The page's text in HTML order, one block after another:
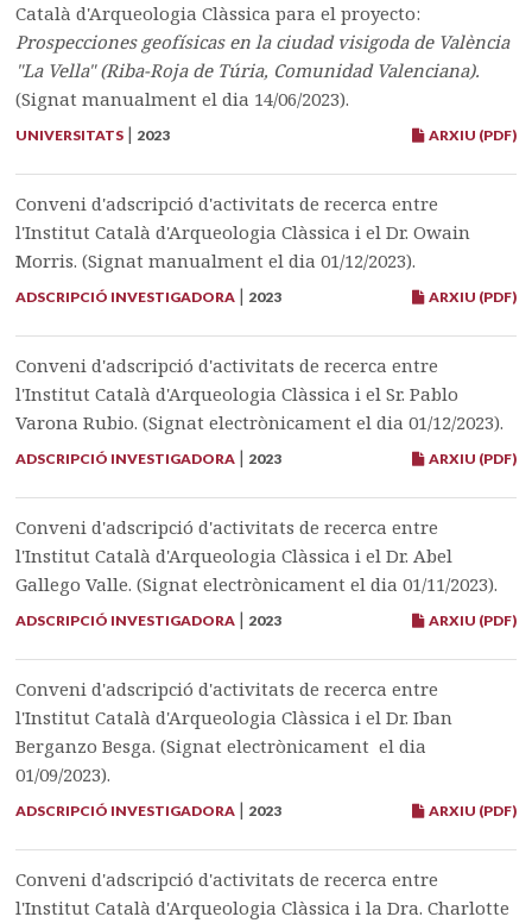
Català d'Arqueologia Clàssica para el proyecto:
Prospecciones geofísicas en la ciudad visigoda de València
"La Vella" (Riba-Roja de Túria, Comunidad Valenciana).
(Signat manualment el dia 14/06/2023).
ARXIU (PDF)
UNIVERSITATS | 2023
Conveni d'adscripció d'activitats de recerca entre
l'Institut Català d'Arqueologia Clàssica i el Dr. Owain
Morris. (Signat manualment el dia 01/12/2023).
ARXIU (PDF)
ADSCRIPCIÓ INVESTIGADORA | 2023
Conveni d'adscripció d'activitats de recerca entre
l'Institut Català d'Arqueologia Clàssica i el Sr. Pablo
Varona Rubio. (Signat electrònicament el dia 01/12/2023).
ARXIU (PDF)
ADSCRIPCIÓ INVESTIGADORA | 2023
Conveni d'adscripció d'activitats de recerca entre
l'Institut Català d'Arqueologia Clàssica i el Dr. Abel
Gallego Valle. (Signat electrònicament el dia 01/11/2023).
ARXIU (PDF)
ADSCRIPCIÓ INVESTIGADORA | 2023
Conveni d'adscripció d'activitats de recerca entre
l'Institut Català d'Arqueologia Clàssica i el Dr. Iban
Berganzo Besga. (Signat electrònicament el dia
01/09/2023).
ARXIU (PDF)
ADSCRIPCIÓ INVESTIGADORA | 2023
Conveni d'adscripció d'activitats de recerca entre
l'Institut Català d'Arqueologia Clàssica i la Dra. Charlotte